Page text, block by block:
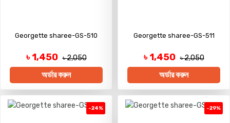
Georgette sharee-GS-510
৳ 1,450 ৳ 2,050
অর্ডার করুন
Georgette sharee-GS-511
৳ 1,450 ৳ 2,050
অর্ডার করুন
-24% -29%